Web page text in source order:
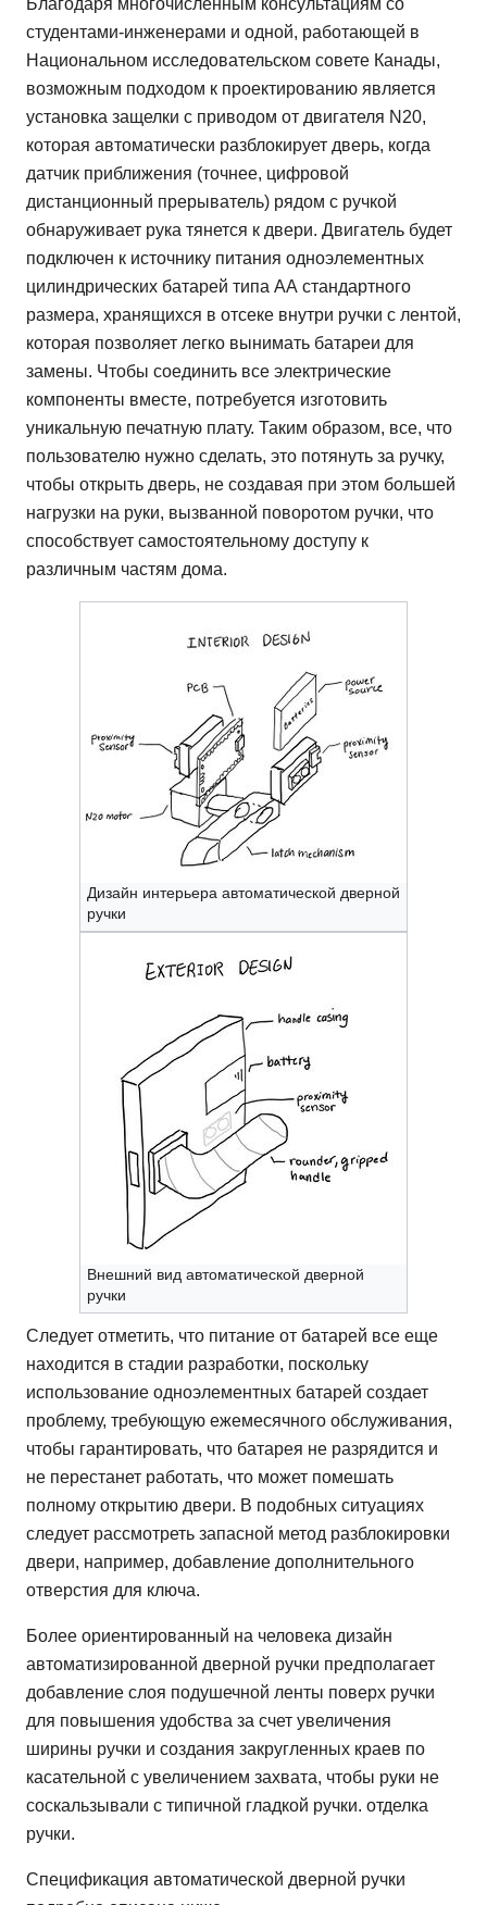
студентами-инженерами и одной, работающей в
Национальном исследовательском совете Канады,
возможным подходом к проектированию является
установка защелки с приводом от двигателя N20,
которая автоматически разблокирует дверь, когда
датчик приближения (точнее, цифровой
дистанционный прерыватель) рядом с ручкой
обнаруживает рука тянется к двери. Двигатель будет
подключен к источнику питания одноэлементных
цилиндрических батарей типа АА стандартного
размера, хранящихся в отсеке внутри ручки с лентой,
которая позволяет легко вынимать батареи для
замены. Чтобы соединить все электрические
компоненты вместе, потребуется изготовить
уникальную печатную плату. Таким образом, все, что
пользователю нужно сделать, это потянуть за ручку,
чтобы открыть дверь, не создавая при этом большей
нагрузки на руки, вызванной поворотом ручки, что
способствует самостоятельному доступу к
различным частям дома.
Дизайн интерьера автоматической дверной
ручки
Внешний вид автоматической дверной
ручки
Следует отметить, что питание от батарей все еще
находится в стадии разработки, поскольку
использование одноэлементных батарей создает
проблему, требующую ежемесячного обслуживания,
чтобы гарантировать, что батарея не разрядится и
не перестанет работать, что может помешать
полному открытию двери. В подобных ситуациях
следует рассмотреть запасной метод разблокировки
двери, например, добавление дополнительного
отверстия для ключа.
Более ориентированный на человека дизайн
автоматизированной дверной ручки предполагает
добавление слоя подушечной ленты поверх ручки
для повышения удобства за счет увеличения
ширины ручки и создания закругленных краев по
касательной с увеличением захвата, чтобы руки не
соскальзывали с типичной гладкой ручки. отделка
ручки.
Спецификация автоматической дверной ручки